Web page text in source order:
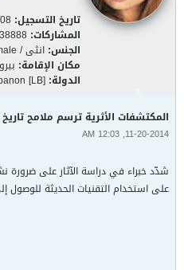
تاريخ التسجيل:
المشاركات: 38888
الجنس: انثى / Female
مكان الإقامة:
الدولة: [LB]
المكتشفات الأثرية ترسم ملامح تاريخ
11-20-2014, 12:03 AM
شدّد خبراء في دراسة الآثار على ضرورة
على استخدام التقنيات الحديثة للوصول